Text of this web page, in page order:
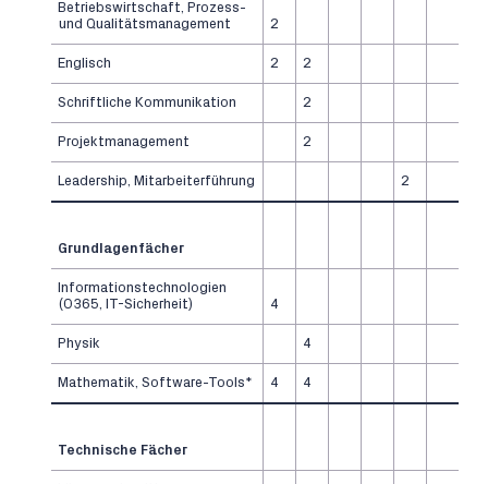
Betriebswirtschaft, Prozess-
und Qualitätsmanagement
2
Englisch 2 2
Schriftliche Kommunikation 2
Projektmanagement 2
Leadership, Mitarbeiterführung 2
Grundlagenfächer
Informationstechnologien
(O365, IT-Sicherheit)
4
Physik 4
Mathematik, Software-Tools* 4 4
Technische Fächer